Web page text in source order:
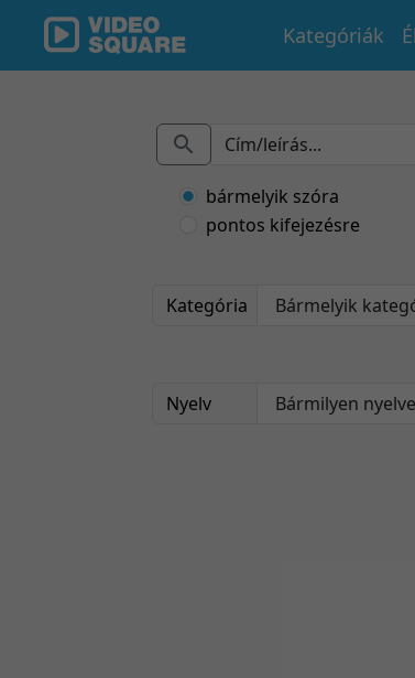
Kategóriák
bármelyik szóra
pontos kifejezésre
Kategória
Nyelv